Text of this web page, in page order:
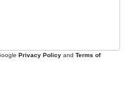
Privacy Policy and Terms of